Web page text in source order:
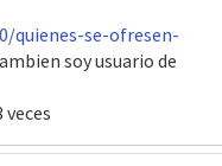
quienes-se-ofresen-
soy usuario de